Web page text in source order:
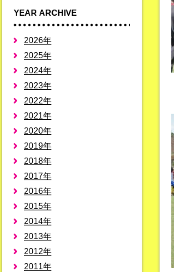
YEAR ARCHIVE
2026年
2025年
2024年
2023年
2022年
2021年
2020年
2019年
2018年
2017年
2016年
2015年
2014年
2013年
2012年
2011年